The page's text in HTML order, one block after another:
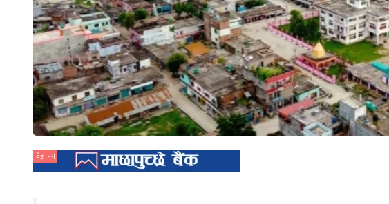
विज्ञापन